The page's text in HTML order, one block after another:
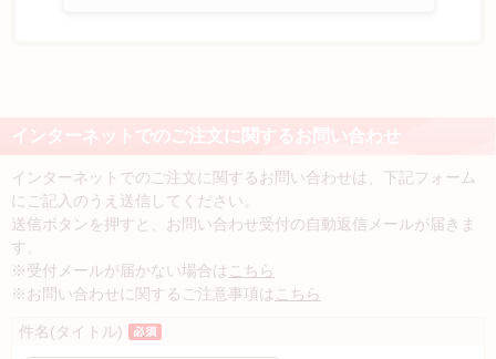
インターネットでのご注文に関するお問い合わせ
インターネットでのご注文に関するお問い合わせは、下記フォーム
にご記入のうえ送信してください。
送信ボタンを押すと、お問い合わせ受付の自動返信メールが届きま
す。
※受付メールが届かない場合は こちら
※お問い合わせに関するご注意事項は こちら
件名(タイトル)